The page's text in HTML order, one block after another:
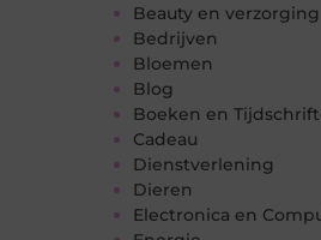
Beauty en verzorging
Bedrijven
Bloemen
Blog
Boeken en
Cadeau
Dienstverlening
Dieren
Electronica en